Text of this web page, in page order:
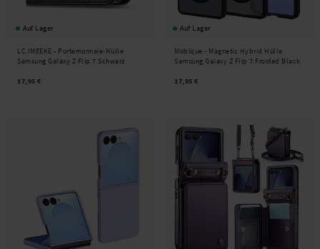
Auf Lager
LC.IMEEKE - Portemonnaie-Hülle
Samsung Galaxy Z Flip 7 Schwarz
17,95 €
Auf Lager
Mobique - Magnetic Hybrid Hülle
Samsung Galaxy Z Flip 7 Frosted Black
17,95 €